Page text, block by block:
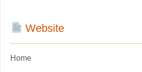
Website
Home